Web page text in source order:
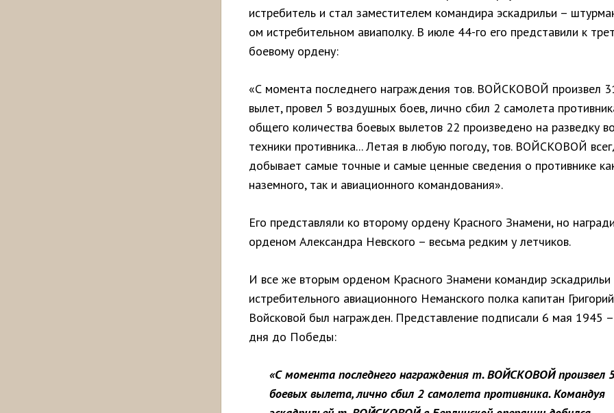
истребитель и стал заместителем командира эскадрильи –
ом истребительном авиаполку. В июле 44-го его представили к
боевому ордену:
«С момента последнего награждения тов. ВОЙСКОВОЙ произвел
вылет, провел 5 воздушных боев, лично сбил 2 самолета
общего количества боевых вылетов 22 произведено на разведку
техники противника... Летая в любую погоду, тов. ВОЙСКОВОЙ
добывает самые точные и самые ценные сведения о противнике
наземного, так и авиационного командования».
Его представляли ко второму ордену Красного Знамени, но
орденом Александра Невского – весьма редким у летчиков.
И все же вторым орденом Красного Знамени командир эскадрильи
истребительного авиационного Неманского полка капитан Григорий
Войсковой был награжден. Представление подписали 6 мая 1945
дня до Победы:
«С момента последнего награждения т. ВОЙСКОВОЙ произвел
боевых вылета, лично сбил 2 самолета противника. Командуя